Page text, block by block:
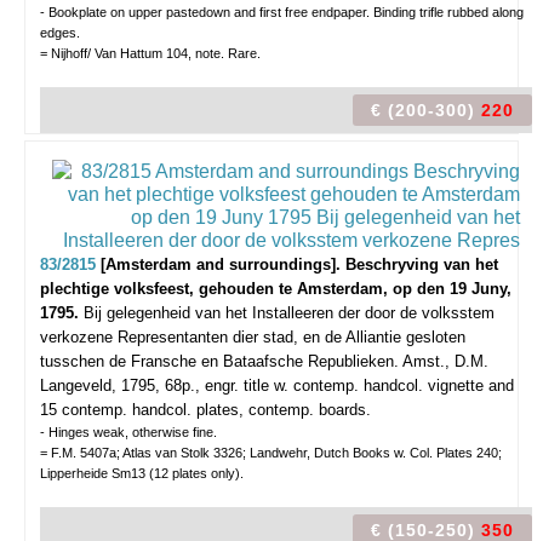
- Bookplate on upper pastedown and first free endpaper. Binding trifle rubbed along
edges.
= Nijhoff/ Van Hattum 104, note. Rare.
€ (200-300) 220
83/2815 [Amsterdam and surroundings]. Beschryving van het
plechtige volksfeest, gehouden te Amsterdam, op den 19 Juny,
1795. Bij gelegenheid van het Installeeren der door de volksstem
verkozene Representanten dier stad, en de Alliantie gesloten
tusschen de Fransche en Bataafsche Republieken. Amst., D.M.
Langeveld, 1795, 68p., engr. title w. contemp. handcol. vignette and
15 contemp. handcol. plates, contemp. boards.
- Hinges weak, otherwise fine.
= F.M. 5407a; Atlas van Stolk 3326; Landwehr, Dutch Books w. Col. Plates 240;
Lipperheide Sm13 (12 plates only).
€ (150-250) 350